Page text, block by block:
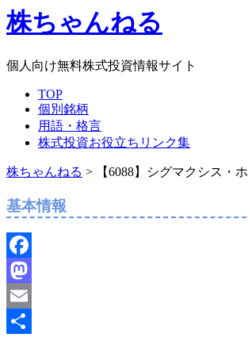
株ちゃんねる
個人向け無料株式投資情報サイト
TOP
個別銘柄
用語・格言
株式投資お役立ちリンク集
株ちゃんねる > 【6088】シグマクシス・
基本情報
Facebook
Mastodon
Email